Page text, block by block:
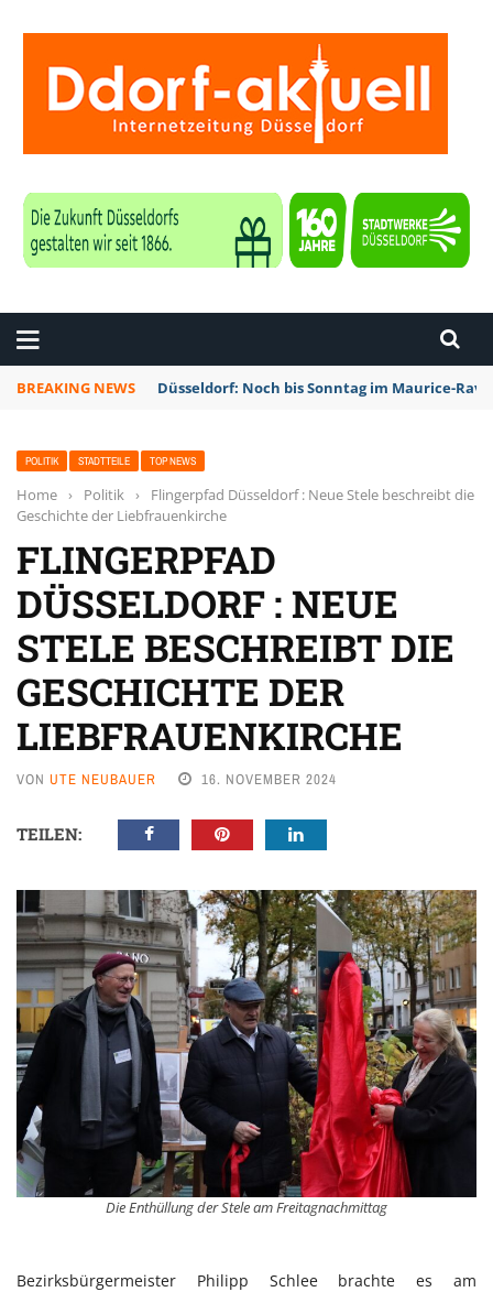
BREAKING NEWS Düsseldorf: Noch bis Sonntag im Maurice-
POLITIK STADTTEILE TOP NEWS
Home › Politik ›
Flingerpfad Düsseldorf : Neue Stele beschreibt die
Geschichte der Liebfrauenkirche
FLINGERPFAD
DÜSSELDORF : NEUE
STELE BESCHREIBT DIE
GESCHICHTE DER
LIEBFRAUENKIRCHE
VON UTE NEUBAUER 16. NOVEMBER 2024
TEILEN:
Die Enthüllung der Stele am Freitagnachmittag
Bezirksbürgermeister Philipp Schlee brachte es am